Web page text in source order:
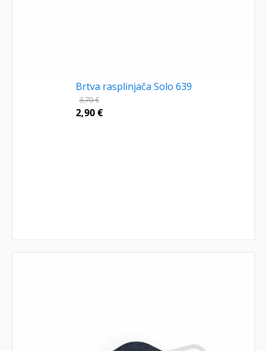
Brtva rasplinjača Solo 639
3,70€
2,90 €